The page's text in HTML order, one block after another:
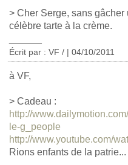
> Cher Serge, sans
célèbre tarte à la crème.
Écrit par : VF / | 04/10/2011
à VF,
> Cadeau :
http://
le-g_people
http://www.youtube.com/
Rions enfants de la patrie...